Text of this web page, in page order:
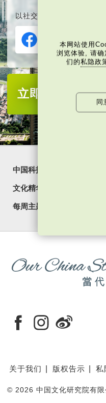
以社交媒体平台注册或登入∶
立即注册 成为
中国科技
文化精华
每周主题
关于我们 版权告示 私
© 2026 中国文化研究院有
本网站使用
浏览体验, 请确
们的私隐政
同